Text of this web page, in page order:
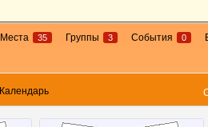
Места 35 Группы 3 События 0
Календарь